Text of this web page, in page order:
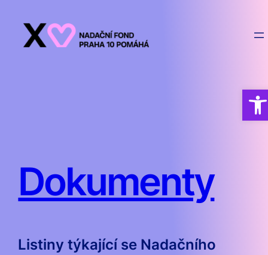
obsah
Dokumenty
Listiny týkající se Nadačního